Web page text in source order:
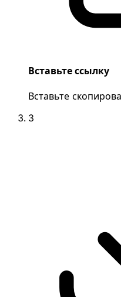
Вставьте ссылку
Вставьте
3